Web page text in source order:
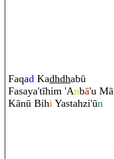
Faqad Kadhdhabū
Fasaya'tīhim 'Anbā'u Mā
Kānū Bihi Yastahzi'ūn